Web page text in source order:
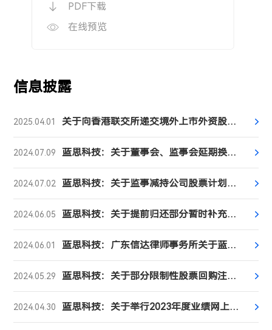
PDF下载
在线预览
信息披露
2025.04.01 关于向香港联交所递交境外上市外资股（H股）发行与上市申请并刊发申请资料的公告
2024.07.09 蓝思科技：关于董事会、监事会延期换届选举的公告
2024.07.02 蓝思科技：关于监事减持公司股票计划的公告
2024.06.05 蓝思科技：关于提前归还部分暂时补充流动资金的闲置募集资金的公告
2024.06.01 蓝思科技：广东信达律师事务所关于蓝思科技股份有限公司2023年度股东大会法律意见书
2024.05.29 蓝思科技：关于部分限制性股票回购注销完成的公告
2024.04.30 蓝思科技：关于举行2023年度业绩网上说明会的公告